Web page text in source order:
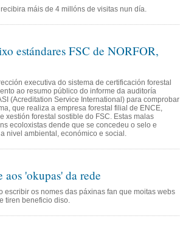
máis de 4 millóns de visitas nun día.
estándares FSC de NORFOR,
executiva do sistema de certificación forestal
ao resumo público do informe da auditoría
(Acreditation Service International) para comprobar
que realiza a empresa forestal filial de ENCE,
xestión forestal sostible do FSC. Estas malas
ecoloxistas dende que se concedeu o selo e
nivel ambiental, económico e social.
'okupas' da rede
escribir os nomes das páxinas fan que moitas webs
tiren beneficio diso.